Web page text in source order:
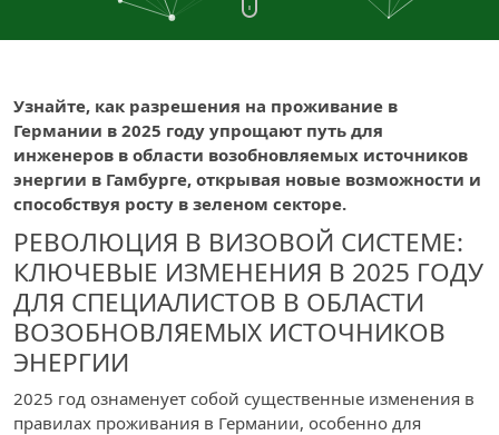
Узнайте, как разрешения на проживание в
Германии в 2025 году упрощают путь для
инженеров в области возобновляемых источников
энергии в Гамбурге, открывая новые возможности и
способствуя росту в зеленом секторе.
РЕВОЛЮЦИЯ В ВИЗОВОЙ СИСТЕМЕ:
КЛЮЧЕВЫЕ ИЗМЕНЕНИЯ В 2025 ГОДУ
ДЛЯ СПЕЦИАЛИСТОВ В ОБЛАСТИ
ВОЗОБНОВЛЯЕМЫХ ИСТОЧНИКОВ
ЭНЕРГИИ
2025 год ознаменует собой существенные изменения в
правилах проживания в Германии, особенно для